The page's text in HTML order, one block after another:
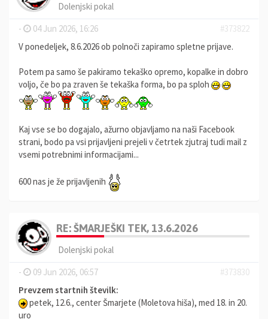
Dolenjski pokal
-
04 Jun 2026, 16:26
#373822
V ponedeljek, 8.6.2026 ob polnoči zapiramo spletne prijave.
Potem pa samo še pakiramo tekaško opremo, kopalke in dobro
voljo, če bo pa zraven še tekaška forma, bo pa sploh
Kaj vse se bo dogajalo, ažurno objavljamo na naši Facebook
strani, bodo pa vsi prijavljeni prejeli v četrtek zjutraj tudi mail z
vsemi potrebnimi informacijami...
600 nas je že prijavljenih
RE: ŠMARJEŠKI TEK, 13.6.2026
Dolenjski pokal
-
09 Jun 2026, 06:57
#373830
Prevzem startnih številk:
petek, 12.6., center Šmarjete (Moletova hiša), med 18. in 20.
uro